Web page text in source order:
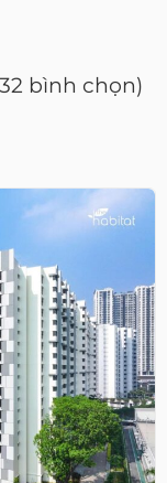
bình chọn)